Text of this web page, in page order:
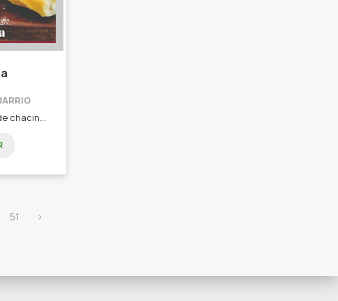
Elaboración artesanal de chacinados! - Salames. - Salamín. - Bondiola. - Lomo. - Jamón crudo.
51 ›